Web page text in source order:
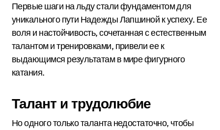
Первые шаги на льду стали фундаментом для
уникального пути Надежды Лапшиной к успеху. Ее
воля и настойчивость, сочетанная с естественным
талантом и тренировками, привели ее к
выдающимся результатам в мире фигурного
катания.
Талант и трудолюбие
Но одного только таланта недостаточно, чтобы